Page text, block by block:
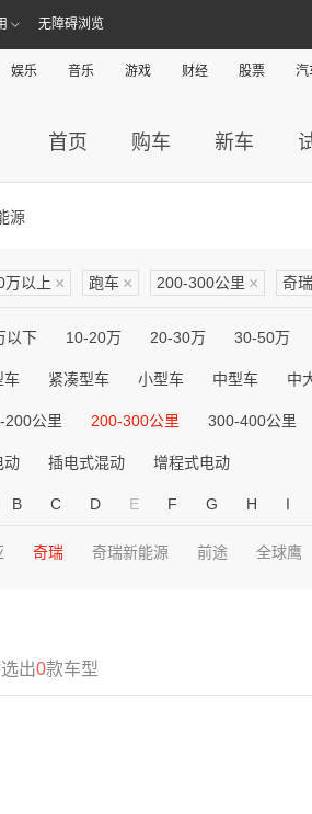
无障碍浏览
娱乐 音乐 游戏 财经 股票 汽
首页 购车 新车
源
万以上 × 跑车 × 200-300公里 × 奇瑞
以下 10-20万 20-30万 30-50万
车 紧凑型车 小型车 中型车 中
200公里 200-300公里 300-400公里
动 插电式混动 增程式电动
B C D E F G H I
奇瑞 奇瑞新能源 前途 全球鹰
出0款车型